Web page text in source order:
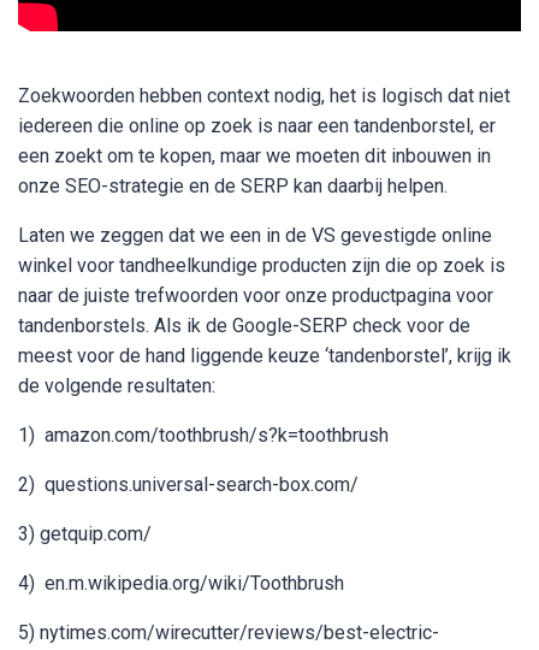
Zoekwoorden hebben context nodig, het is logisch dat niet
iedereen die online op zoek is naar een tandenborstel, er
een zoekt om te kopen, maar we moeten dit inbouwen in
onze SEO-strategie en de SERP kan daarbij helpen.
Laten we zeggen dat we een in de VS gevestigde online
winkel voor tandheelkundige producten zijn die op zoek is
naar de juiste trefwoorden voor onze productpagina voor
tandenborstels. Als ik de Google-SERP check voor de
meest voor de hand liggende keuze ‘tandenborstel’, krijg ik
de volgende resultaten:
1) amazon.com/toothbrush/s?k=toothbrush
2) questions.universal-search-box.com/
3) getquip.com/
4) en.m.wikipedia.org/wiki/Toothbrush
5) nytimes.com/wirecutter/reviews/best-electric-